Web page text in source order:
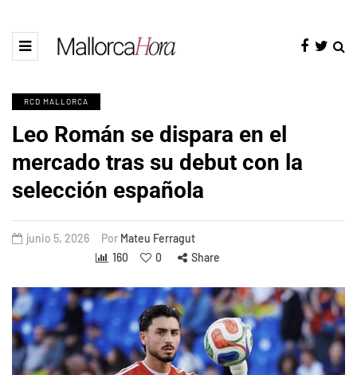
RCD MALLORCA
Leo Román se dispara en el
mercado tras su debut con la
selección española
junio 5, 2026 Por Mateu Ferragut
160
0 Share